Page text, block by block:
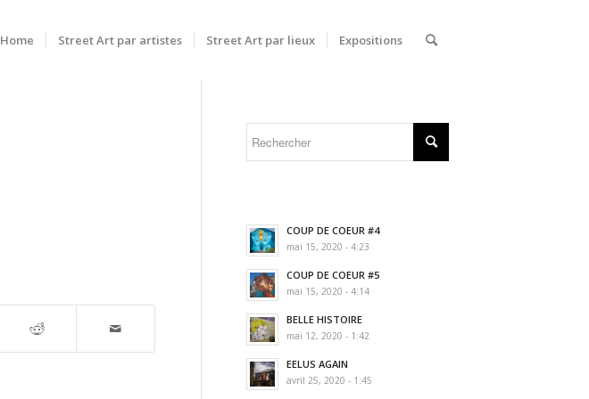
Home Street Art par artistes Street Art par lieux Expositions
COUP DE COEUR #4
mai 15, 2020 - 4:23
COUP DE COEUR #5
mai 15, 2020 - 4:14
BELLE HISTOIRE
mai 12, 2020 - 1:42
EELUS AGAIN
avril 25, 2020 - 1:45